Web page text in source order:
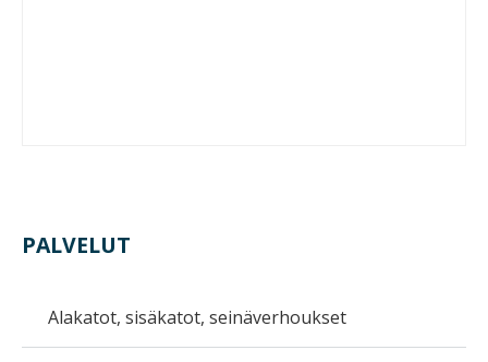
PALVELUT
Alakatot, sisäkatot, seinäverhoukset